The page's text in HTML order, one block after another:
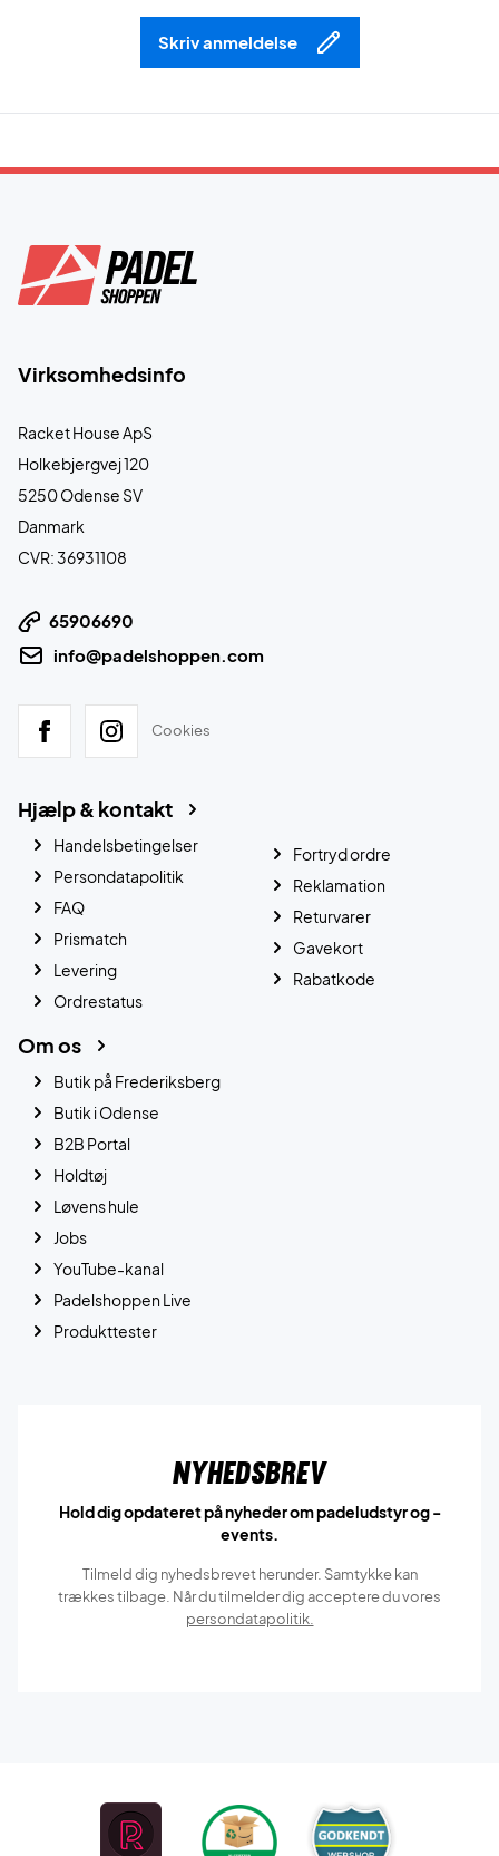
Skriv anmeldelse
Virksomhedsinfo
Racket House ApS
Holkebjergvej 120
5250 Odense SV
Danmark
CVR: 36931108
65906690
info@padelshoppen.com
Cookies
Hjælp & kontakt
Handelsbetingelser
Persondatapolitik
FAQ
Prismatch
Levering
Ordrestatus
Fortryd ordre
Reklamation
Returvarer
Gavekort
Rabatkode
Om os
Butik på Frederiksberg
Butik i Odense
B2B Portal
Holdtøj
Løvens hule
Jobs
YouTube-kanal
Padelshoppen Live
Produkttester
Nyhedsbrev
Hold dig opdateret på nyheder om padeludstyr og -
events.
Tilmeld dig nyhedsbrevet herunder. Samtykke kan
trækkes tilbage. Når du tilmelder dig acceptere du vores
persondatapolitik.